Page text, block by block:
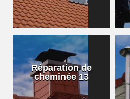
Réparation de
cheminée 13